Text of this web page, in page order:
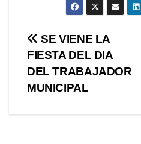
Navegación
de
entradas
SE VIENE LA
FIESTA DEL DIA
DEL TRABAJADOR
MUNICIPAL